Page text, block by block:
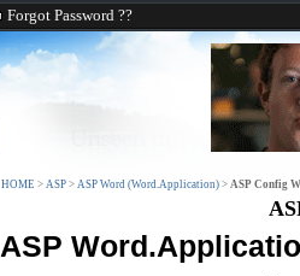
Forgot Password ??
HOME > ASP > ASP Word (Word.Application) > ASP Config
ASP